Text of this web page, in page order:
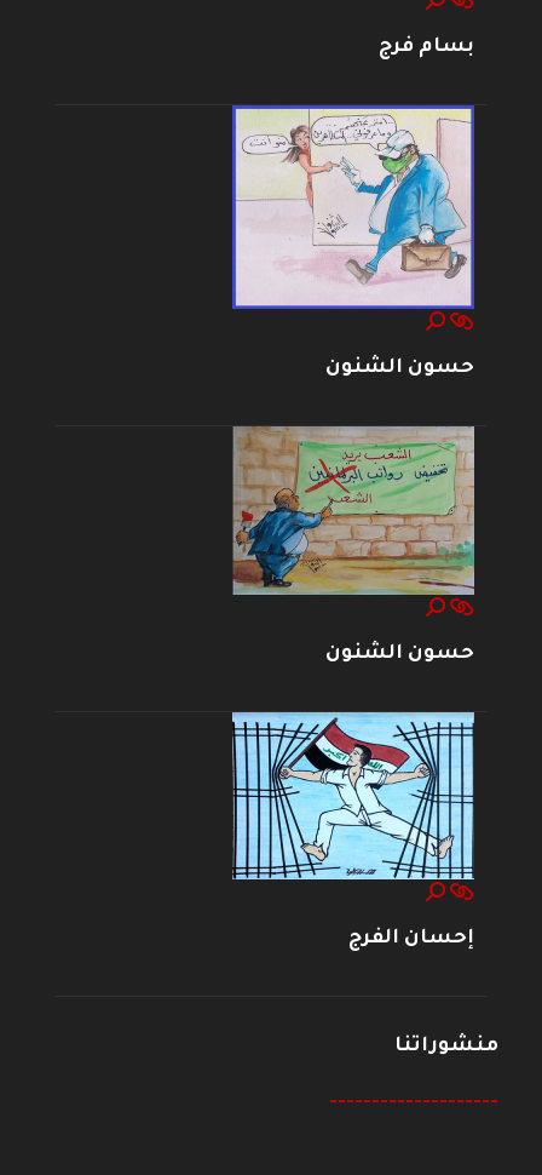
بسام فرج
حسون الشنون
حسون الشنون
إحسان الفرج
منشوراتنا
--------------------